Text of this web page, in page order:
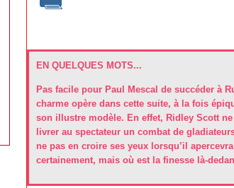
EN QUELQUES MOTS...
Pas facile pour Paul Mescal de succéder à
charme opère dans cette suite, à la fois
son illustre modèle. En effet, Ridley Scott
livrer au spectateur un combat de
ne pas en croire ses yeux lorsqu’il
certainement, mais où est la finesse là-